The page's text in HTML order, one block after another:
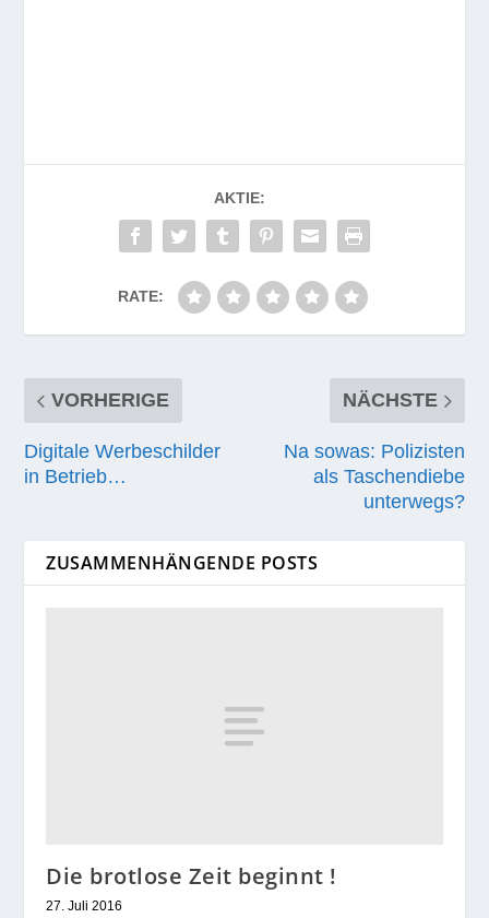
AKTIE:
RATE:
VORHERIGE
Digitale Werbeschilder
in Betrieb…
NÄCHSTE
Na sowas: Polizisten
als Taschendiebe
unterwegs?
ZUSAMMENHÄNGENDE POSTS
Die brotlose Zeit beginnt !
27. Juli 2016